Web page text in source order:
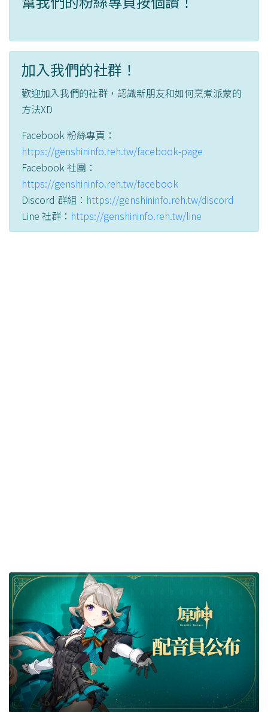
加入我們的社群！
歡迎加入我們的社群，認識新朋友和如何烹煮派蒙的
方法XD
Facebook 粉絲專頁：
https://genshininfo.reh.tw/facebook-page
Facebook 社團：
https://genshininfo.reh.tw/facebook
Discord 群組： https://genshininfo.reh.tw/discord
Line 社群： https://genshininfo.reh.tw/line